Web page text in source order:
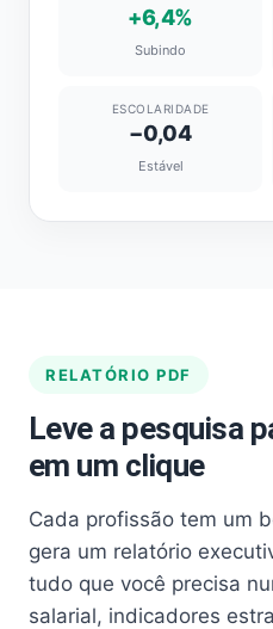
+6,4%
Subindo
ESCOLARIDADE
−0,04
Estável
RELATÓRIO PDF
Leve a pesquisa
em um clique
Cada profissão tem um
gera um relatório
tudo que você precisa
salarial, indicadores